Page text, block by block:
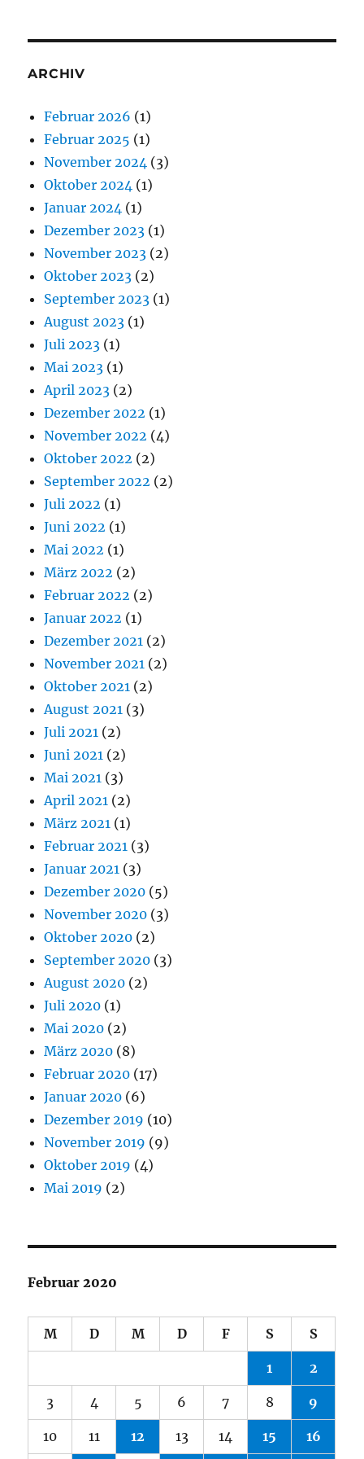
ARCHIV
Februar 2026 (1)
Februar 2025 (1)
November 2024 (3)
Oktober 2024 (1)
Januar 2024 (1)
Dezember 2023 (1)
November 2023 (2)
Oktober 2023 (2)
September 2023 (1)
August 2023 (1)
Juli 2023 (1)
Mai 2023 (1)
April 2023 (2)
Dezember 2022 (1)
November 2022 (4)
Oktober 2022 (2)
September 2022 (2)
Juli 2022 (1)
Juni 2022 (1)
Mai 2022 (1)
März 2022 (2)
Februar 2022 (2)
Januar 2022 (1)
Dezember 2021 (2)
November 2021 (2)
Oktober 2021 (2)
August 2021 (3)
Juli 2021 (2)
Juni 2021 (2)
Mai 2021 (3)
April 2021 (2)
März 2021 (1)
Februar 2021 (3)
Januar 2021 (3)
Dezember 2020 (5)
November 2020 (3)
Oktober 2020 (2)
September 2020 (3)
August 2020 (2)
Juli 2020 (1)
Mai 2020 (2)
März 2020 (8)
Februar 2020 (17)
Januar 2020 (6)
Dezember 2019 (10)
November 2019 (9)
Oktober 2019 (4)
Mai 2019 (2)
Februar 2020
M D M D F S S
1 2
3 4 5 6 7 8 9
10 11 12 13 14 15 16